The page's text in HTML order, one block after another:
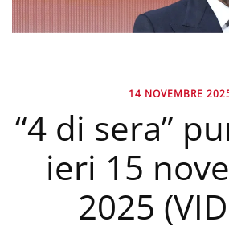
14 NOVEMBRE
“4 di sera”
ieri 15
2025